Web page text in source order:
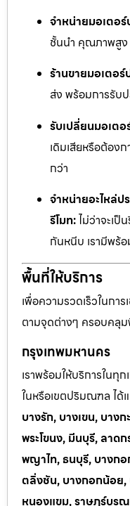
จำหน่ายมอเตอร์
ชั้นนำ คุณภาพสู
ร้านขายมอเตอร์
ส่ง พร้อมการรับ
รับเปลี่ยนมอเตอ
เดิมเสียหรือต้อง
กว่า
จำหน่ายอะไหล่ป
รีโมท:ไม่ว่าจะเป็
กันหนีบ เรามีพร้
พื้นที่ให้บริการ
เพื่อความรวดเร็วในกา
ตามจุดต่างๆ ครอบคลุ
กรุงเทพมหานคร
เราพร้อมให้บริการในทุ
ในหรือเขตปริมณฑล ได้
บางรัก, บางเขน, บาง
พระโขนง, มีนบุรี, ลาด
พญาไท, ธนบุรี, บางก
ตลิ่งชัน, บางกอกน้อย,
หนองแขม, ราษฎร์บูร